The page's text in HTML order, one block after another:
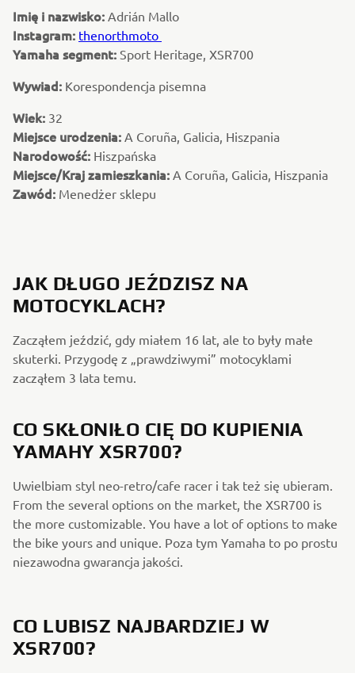
Imię i nazwisko: Adrián Mallo
Instagram: thenorthmoto
Yamaha segment: Sport Heritage, XSR700
Wywiad: Korespondencja pisemna
Wiek: 32
Miejsce urodzenia: A Coruña, Galicia, Hiszpania
Narodowość: Hiszpańska
Miejsce/Kraj zamieszkania: A Coruña, Galicia, Hiszpania
Zawód: Menedżer sklepu
JAK DŁUGO JEŹDZISZ NA
MOTOCYKLACH?
Zacząłem jeździć, gdy miałem 16 lat, ale to były małe
skuterki. Przygodę z „prawdziwymi” motocyklami
zacząłem 3 lata temu.
CO SKŁONIŁO CIĘ DO KUPIENIA
YAMAHY XSR700?
Uwielbiam styl neo-retro/cafe racer i tak też się ubieram.
From the several options on the market, the XSR700 is
the more customizable. You have a lot of options to make
the bike yours and unique. Poza tym Yamaha to po prostu
niezawodna gwarancja jakości.
CO LUBISZ NAJBARDZIEJ W
XSR700?